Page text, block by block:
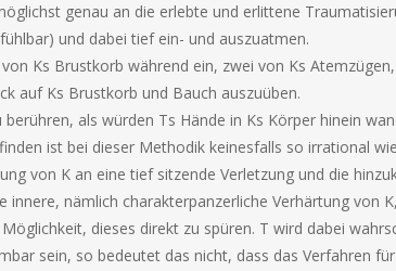
genau an die erlebte und erlittene
und dabei tief ein- und auszuatmen.
Ks Brustkorb während ein, zwei von Ks
auf Ks Brustkorb und Bauch auszuüben.
als würden Ts Hände in Ks Körper hinein
ist bei dieser Methodik keinesfalls so irrational
von K an eine tief sitzende Verletzung und die
innere, nämlich charakterpanzerliche Verhärtung von
dieses direkt zu spüren. T wird dabei
sein, so bedeutet das nicht, dass das Verfahren